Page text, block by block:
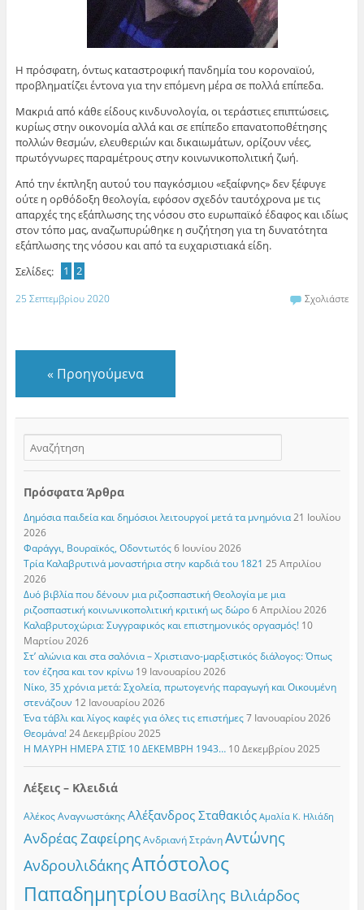
Η πρόσφατη, όντως καταστροφική πανδημία του κοροναϊού,
προβληματίζει έντονα για την επόμενη μέρα σε πολλά επίπεδα.
Μακριά από κάθε είδους κινδυνολογία, οι τεράστιες επιπτώσεις,
κυρίως στην οικονομία αλλά και σε επίπεδο επανατοποθέτησης
πολλών θεσμών, ελευθεριών και δικαιωμάτων, ορίζουν νέες,
πρωτόγνωρες παραμέτρους στην κοινωνικοπολιτική ζωή.
Από την έκπληξη αυτού του παγκόσμιου «εξαίφνης» δεν ξέφυγε
ούτε η ορθόδοξη θεολογία, εφόσον σχεδόν ταυτόχρονα με τις
απαρχές της εξάπλωσης της νόσου στο ευρωπαϊκό έδαφος και ιδίως
στον τόπο μας, αναζωπυρώθηκε η συζήτηση για τη δυνατότητα
εξάπλωσης της νόσου και από τα ευχαριστιακά είδη.
Σελίδες:
1 2
25 Σεπτεμβρίου 2020 Σχολιάστε
« Προηγούμενα
Πρόσφατα Άρθρα
Δημόσια παιδεία και δημόσιοι λειτουργοί μετά τα μνημόνια 21 Ιουλίου
2026
Φαράγγι, Βουραϊκός, Οδοντωτός 6 Ιουνίου 2026
Τρία Καλαβρυτινά μοναστήρια στην καρδιά του 1821 25 Απριλίου
2026
Δυό βιβλία που δένουν μια ριζοσπαστική Θεολογία με μια
ριζοσπαστική κοινωνικοπολιτική κριτική ως δώρο 6 Απριλίου 2026
Καλαβρυτοχώρια: Συγγραφικός και επιστημονικός οργασμός! 10
Μαρτίου 2026
Στ’ αλώνια και στα σαλόνια – Χριστιανο-μαρξιστικός διάλογος: Όπως
τον έζησα και τον κρίνω 19 Ιανουαρίου 2026
Νίκο, 35 χρόνια μετά: Σχολεία, πρωτογενής παραγωγή και Οικουμένη
στενάζουν 12 Ιανουαρίου 2026
Ένα τάβλι και λίγος καφές για όλες τις επιστήμες 7 Ιανουαρίου 2026
Θεομάνα! 24 Δεκεμβρίου 2025
Η ΜΑΥΡΗ ΗΜΕΡΑ ΣΤΙΣ 10 ΔΕΚΕΜΒΡΗ 1943… 10 Δεκεμβρίου 2025
Λέξεις – Κλειδιά
Αλέκος Αναγνωστάκης Αλέξανδρος Σταθακιός Αμαλία Κ. Ηλιάδη
Ανδρέας Ζαφείρης Ανδριανή Στράνη Αντώνης
ΑνδρουλιδάκηςΑπόστολος
Παπαδημητρίου Βασίλης Βιλιάρδος